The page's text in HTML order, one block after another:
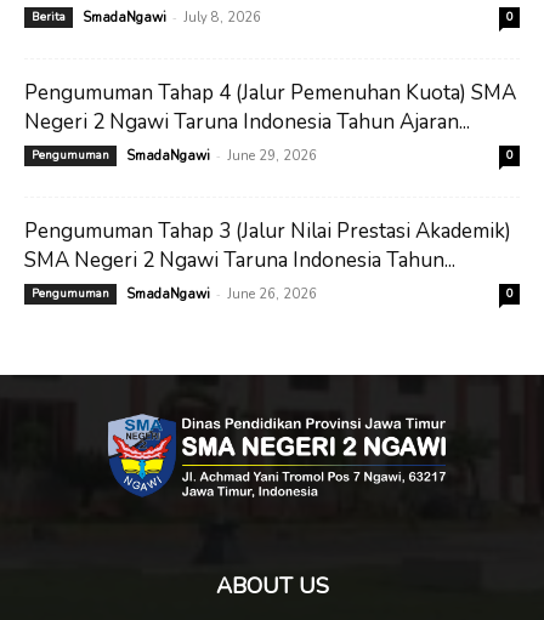
Berita SmadaNgawi - July 8, 2026 0
Pengumuman Tahap 4 (Jalur Pemenuhan Kuota) SMA
Negeri 2 Ngawi Taruna Indonesia Tahun Ajaran...
Pengumuman SmadaNgawi - June 29, 2026 0
Pengumuman Tahap 3 (Jalur Nilai Prestasi Akademik)
SMA Negeri 2 Ngawi Taruna Indonesia Tahun...
Pengumuman SmadaNgawi - June 26, 2026 0
ABOUT US